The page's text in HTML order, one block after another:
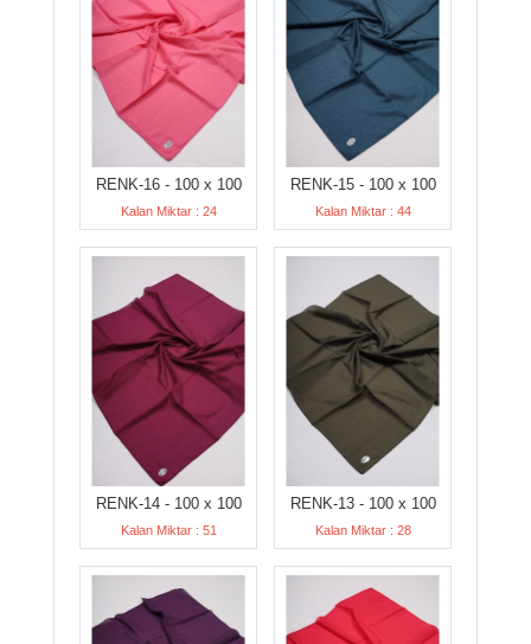
RENK-16 - 100 x 100
Kalan Miktar : 24
RENK-15 - 100 x 100
Kalan Miktar : 44
RENK-14 - 100 x 100
Kalan Miktar : 51
RENK-13 - 100 x 100
Kalan Miktar : 28